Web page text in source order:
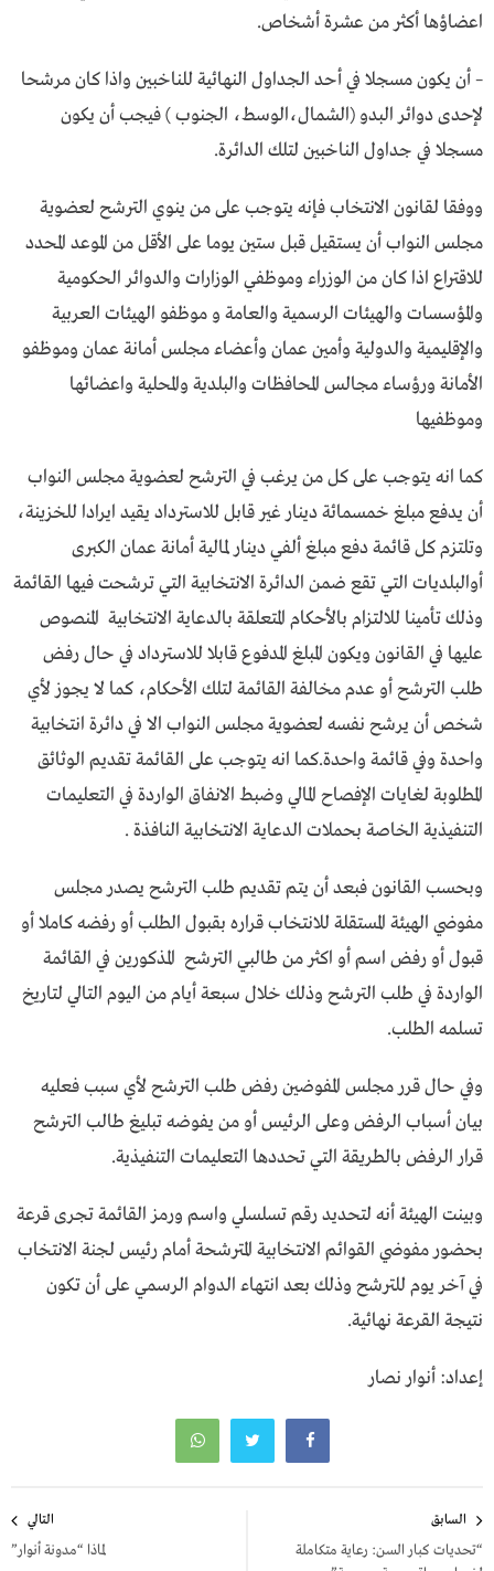
اعضاؤها أكثر من عشرة أشخاص.
– أن يكون مسجلا في أحد الجداول النهائية للناخبين واذا كان مرشحا
لإحدى دوائر البدو (الشمال،الوسط، الجنوب ) فيجب أن يكون
مسجلا في جداول الناخبين لتلك الدائرة.
ووفقا لقانون الانتخاب فإنه يتوجب على من ينوي الترشح لعضوية
مجلس النواب أن يستقيل قبل ستين يوما على الأقل من الموعد المحدد
للاقتراع اذا كان من الوزراء وموظفي الوزارات والدوائر الحكومية
والمؤسسات والهيئات الرسمية والعامة و موظفو الهيئات العربية
والإقليمية والدولية وأمين عمان وأعضاء مجلس أمانة عمان وموظفو
الأمانة ورؤساء مجالس المحافظات والبلدية والمحلية واعضائها
وموظفيها
كما انه يتوجب على كل من يرغب في الترشح لعضوية مجلس النواب
أن يدفع مبلغ خمسمائة دينار غير قابل للاسترداد يقيد ايرادا للخزينة،
وتلتزم كل قائمة دفع مبلغ ألفي دينار لمالية أمانة عمان الكبرى
أوالبلديات التي تقع ضمن الدائرة الانتخابية التي ترشحت فيها القائمة
وذلك تأمينا للالتزام بالأحكام المتعلقة بالدعاية الانتخابية المنصوص
عليها في القانون ويكون المبلغ المدفوع قابلا للاسترداد في حال رفض
طلب الترشح أو عدم مخالفة القائمة لتلك الأحكام، كما لا يجوز لأي
شخص أن يرشح نفسه لعضوية مجلس النواب الا في دائرة انتخابية
واحدة وفي قائمة واحدة.كما انه يتوجب على القائمة تقديم الوثائق
المطلوبة لغايات الإفصاح المالي وضبط الانفاق الواردة في التعليمات
التنفيذية الخاصة بحملات الدعاية الانتخابية النافذة .
وبحسب القانون فبعد أن يتم تقديم طلب الترشح يصدر مجلس
مفوضي الهيئة المستقلة للانتخاب قراره بقبول الطلب أو رفضه كاملا أو
قبول أو رفض اسم أو اكثر من طالبي الترشح المذكورين في القائمة
الواردة في طلب الترشح وذلك خلال سبعة أيام من اليوم التالي لتاريخ
تسلمه الطلب.
وفي حال قرر مجلس المفوضين رفض طلب الترشح لأي سبب فعليه
بيان أسباب الرفض وعلى الرئيس أو من يفوضه تبليغ طالب الترشح
قرار الرفض بالطريقة التي تحددها التعليمات التنفيذية.
وبينت الهيئة أنه لتحديد رقم تسلسلي واسم ورمز القائمة تجرى قرعة
بحضور مفوضي القوائم الانتخابية المترشحة أمام رئيس لجنة الانتخاب
في آخر يوم للترشح وذلك بعد انتهاء الدوام الرسمي على أن تكون
نتيجة القرعة نهائية.
إعداد: أنوار نصار
المقالات
السابق
“تحديات كبار السن: رعاية متكاملة
التالي
لماذا “مدونة أنوار”